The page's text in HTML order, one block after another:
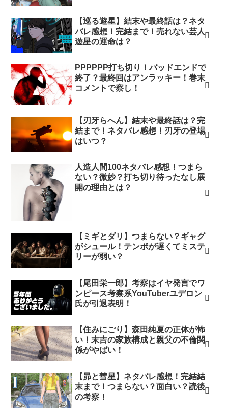
【巡る遊星】結末や最終話は？ネタ
バレ感想！完結まで！売れない芸人
遊星の運命は？
PPPPPP打ち切り！バッドエンドで
終了？最終回はアンラッキー！巻末
コメントで察し！
【刃牙らへん】結末や最終話は？完
結まで！ネタバレ感想！刃牙の登場
はいつ？
人造人間100ネタバレ感想！つまら
ない？微妙？打ち切り待ったなし展
開の理由とは？
【ミギとダリ】つまらない？ギャグ
がシュール！テンポが遅くてミステ
リーが弱い？
【尾田栄一郎】考察はイヤ発言でワ
ンピース考察系YouTuberユデロン
氏が引退表明！
【住みにごり】森田純夏の正体が怖
い！末吉の家族構成と親父の不倫関
係がやばい！
【昴と彗星】ネタバレ感想！完結結
末まで！つまらない？面白い？読後
の考察！